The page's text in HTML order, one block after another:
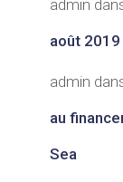
admin
août 2019
admin
au
Sea